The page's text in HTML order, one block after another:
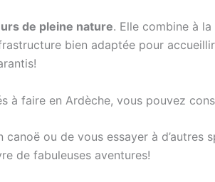
de pleine nature. Elle combine à
bien adaptée pour
à faire en Ardèche, vous pouvez
canoë ou de vous essayer à d’autres
de fabuleuses aventures!